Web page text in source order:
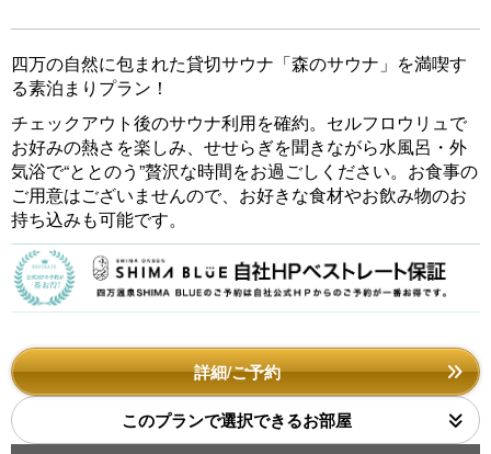
s
四万の自然に包まれた貸切サウナ「森のサウナ」を満喫す
る素泊まりプラン！
チェックアウト後のサウナ利用を確約。セルフロウリュで
お好みの熱さを楽しみ、せせらぎを聞きながら水風呂・外
気浴で“ととのう”贅沢な時間をお過ごしください。お食事の
ご用意はございませんので、お好きな食材やお飲み物のお
持ち込みも可能です。
詳細/ご予約
このプランで選択できるお部屋